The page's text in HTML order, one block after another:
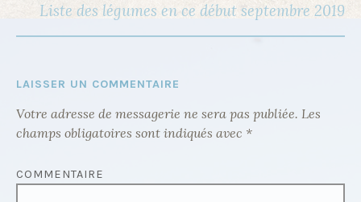
A
I
O
N
E
Liste des légumes en ce début septembre 2019
LAISSER UN COMMENTAIRE
Votre adresse de messagerie ne sera pas publiée. Les
champs obligatoires sont indiqués avec *
COMMENTAIRE